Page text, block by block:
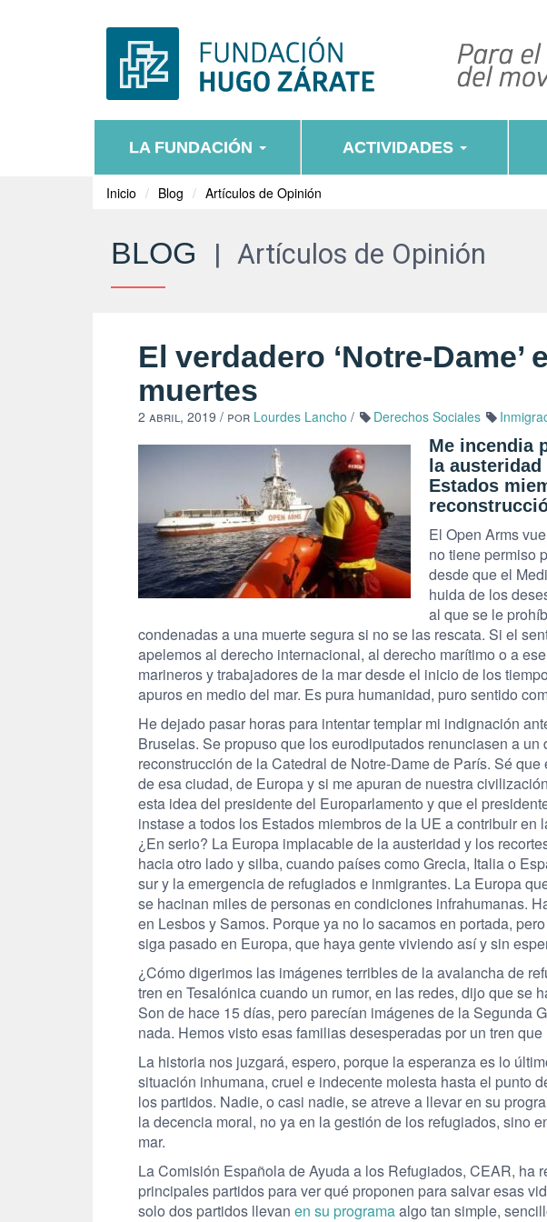
LA FUNDACIÓN ACTIVIDADES
Inicio Blog Artículos de Opinión
BLOG | Artículos de Opinión
El verdadero ‘Notre-Dame’
muertes
2 abril, 2019 / por Lourdes Lancho / Derechos Sociales
Me incendia
la
Estados
El Open Arms
no tiene permiso
desde que el
huida de los
al que se le
condenadas a una muerte segura si no se las rescata. Si el
apelemos al derecho internacional, al derecho marítimo o a
marineros y trabajadores de la mar desde el inicio de los
apuros en medio del mar. Es pura humanidad, puro sentido
He dejado pasar horas para intentar templar mi indignación
Bruselas. Se propuso que los eurodiputados renunciasen a
reconstrucción de la Catedral de Notre-Dame de París. Sé
de esa ciudad, de Europa y si me apuran de nuestra
esta idea del presidente del Europarlamento y que el
instase a todos los Estados miembros de la UE a contribuir en
¿En serio? La Europa implacable de la austeridad y los
hacia otro lado y silba, cuando países como Grecia, Italia o
sur y la emergencia de refugiados e inmigrantes. La Europa
se hacinan miles de personas en condiciones infrahumanas.
en Lesbos y Samos. Porque ya no lo sacamos en portada,
siga pasado en Europa, que haya gente viviendo así y sin
¿Cómo digerimos las imágenes terribles de la avalancha de
tren en Tesalónica cuando un rumor, en las redes, dijo que se
Son de hace 15 días, pero parecían imágenes de la Segunda
nada. Hemos visto esas familias desesperadas por un tren
La historia nos juzgará, espero, porque la esperanza es lo
situación inhumana, cruel e indecente molesta hasta el punto
los partidos. Nadie, o casi nadie, se atreve a llevar en su
la decencia moral, no ya en la gestión de los refugiados, sino
mar.
La Comisión Española de Ayuda a los Refugiados, CEAR, ha
principales partidos para ver qué proponen para salvar esas
solo dos partidos llevan en su programaalgo tan simple,